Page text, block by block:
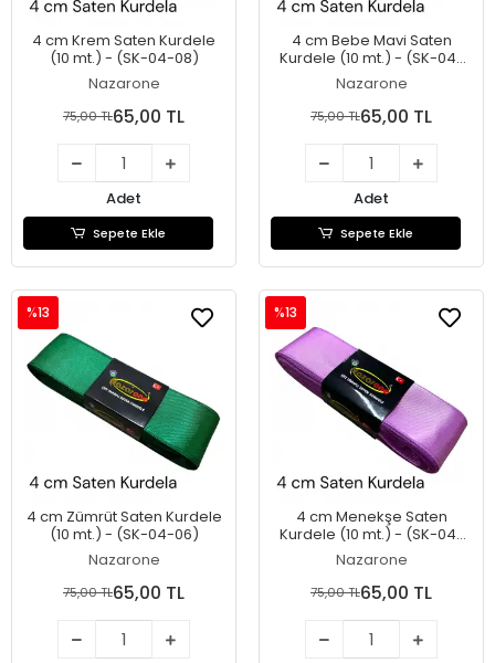
4 cm Krem Saten Kurdele
(10 mt.) - (SK-04-08)
Nazarone
75,00 TL65,00 TL
Adet
Sepete Ekle
4 cm Bebe Mavi Saten
Kurdele (10 mt.) - (SK-04-
07)
Nazarone
75,00 TL65,00 TL
Adet
Sepete Ekle
4 cm Zümrüt Saten Kurdele
(10 mt.) - (SK-04-06)
Nazarone
%13
75,00 TL65,00 TL
4 cm Menekşe Saten
Kurdele (10 mt.) - (SK-04-
05)
Nazarone
%13
75,00 TL65,00 TL